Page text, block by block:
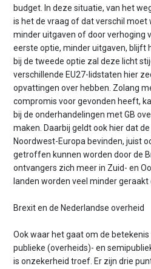
budget. In deze situatie, van het
is het de vraag of dat verschil
minder uitgaven of door verhoging
eerste optie, minder uitgaven, blijft
bij de tweede optie zal deze licht
verschillende EU27-lidstaten hier
opvattingen over hebben. Zolang
compromis voor gevonden heeft,
bij de onderhandelingen met GB
maken. Daarbij geldt ook hier dat
Noordwest-Europa bevinden, juist
getroffen kunnen worden door de
ontvangers zich meer in Zuid- en
landen worden veel minder geraakt
Brexit en de Nederlandse overheid
Ook waar het gaat om de
publieke (overheids)- en
is onzekerheid troef. Er zijn drie